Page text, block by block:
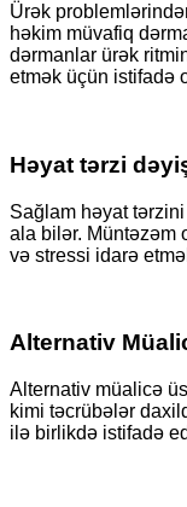
Ürək
həkim müvafiq
dərmanlar ürək
etmək üçün istifadə
Həyat tərzi
Sağlam həyat tərzini
ala bilər. Müntəzəm
və stressi idarə
Alternativ
Alternativ müalicə
kimi təcrübələr
ilə birlikdə istifadə